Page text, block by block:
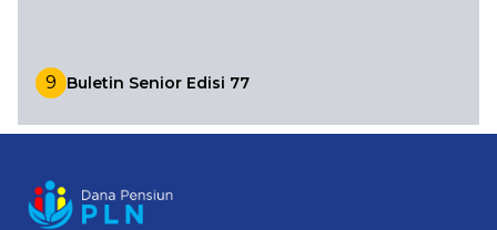
9 Buletin Senior Edisi 77